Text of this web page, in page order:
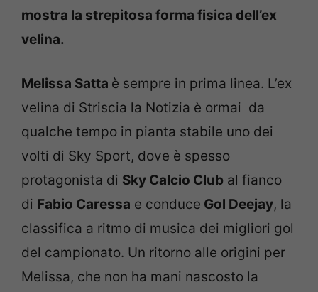
mostra la strepitosa forma fisica dell’ex
velina.
Melissa Satta è sempre in prima linea. L’ex
velina di Striscia la Notizia è ormai da
qualche tempo in pianta stabile uno dei
volti di Sky Sport, dove è spesso
protagonista di Sky Calcio Club al fianco
di Fabio Caressa e conduce Gol Deejay, la
classifica a ritmo di musica dei migliori gol
del campionato. Un ritorno alle origini per
Melissa, che non ha mani nascosto la